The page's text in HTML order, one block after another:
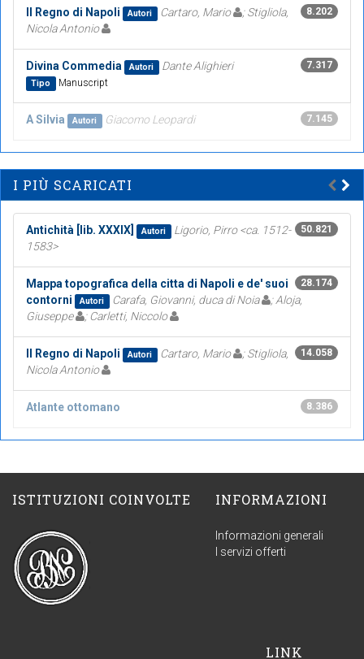
8.202
Il Regno di Napoli Autori Cartaro, Mario
; Stigliola,
Nicola Antonio
7.317
Divina Commedia Autori Dante Alighieri
Tipo Manuscript
7.145
A Silvia Autori Giacomo Leopardi
I PIÙ SCARICATI
50.821
Antichità [lib. XXXIX] Autori
Ligorio, Pirro <ca. 1512-
1583>
28.174
Mappa topografica della citta di Napoli e de' suoi
contorni
Autori Carafa, Giovanni, duca di Noia
; Aloja,
Giuseppe
; Carletti, Niccolo
14.058
Il Regno di Napoli Autori Cartaro, Mario
; Stigliola,
Nicola Antonio
8.386
Atlante ottomano
ISTITUZIONI COINVOLTE INFORMAZIONI
Informazioni generali
I servizi offerti
LINK